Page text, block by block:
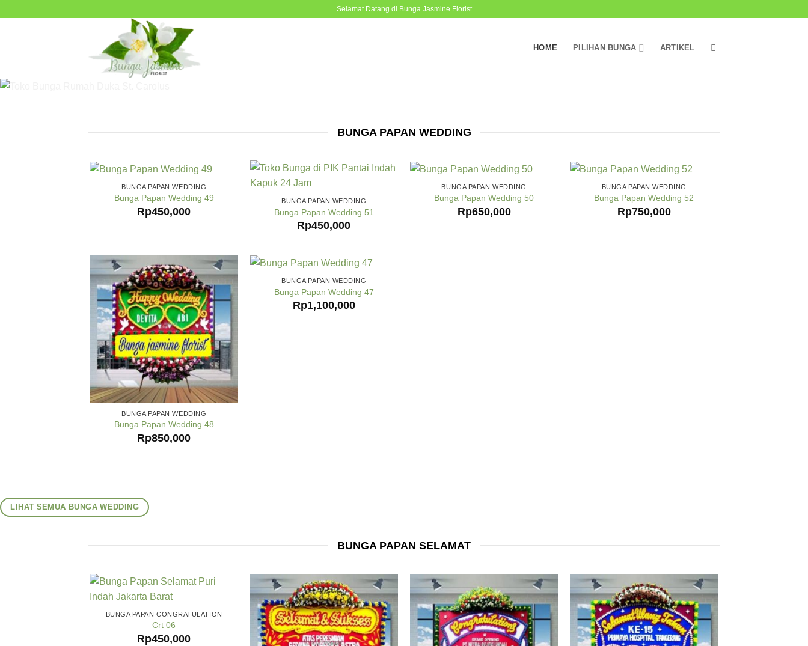
Selamat Datang di Bunga Jasmine Florist
HOME PILIHAN BUNGA ARTIKEL
BUNGA PAPAN WEDDING
BUNGA PAPAN WEDDING
Bunga Papan Wedding 49
Rp450,000
BUNGA PAPAN WEDDING
Bunga Papan Wedding 51
Rp450,000
BUNGA PAPAN WEDDING
Bunga Papan Wedding 50
Rp650,000
BUNGA PAPAN WEDDING
Bunga Papan Wedding 52
Rp750,000
BUNGA PAPAN WEDDING
Bunga Papan Wedding 48
Rp850,000
BUNGA PAPAN WEDDING
Bunga Papan Wedding 47
Rp1,100,000
LIHAT SEMUA BUNGA WEDDING
BUNGA PAPAN SELAMAT
BUNGA PAPAN CONGRATULATION
Crt 06
Rp450,000